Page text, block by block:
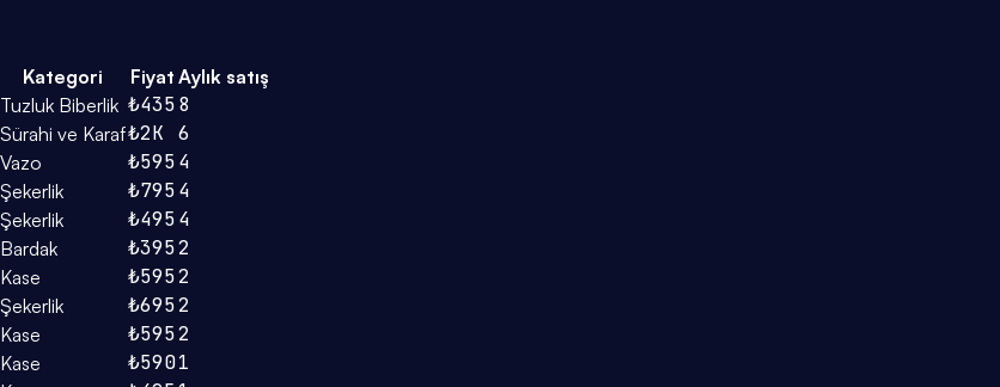
Kategori Fiyat Aylık satış
Tuzluk Biberlik ₺4358
Sürahi ve Karaf₺2K
6
Vazo ₺5954
Şekerlik ₺7954
Şekerlik ₺4954
Bardak ₺3952
Kase ₺5952
Şekerlik ₺6952
Kase ₺5952
Kase ₺5901